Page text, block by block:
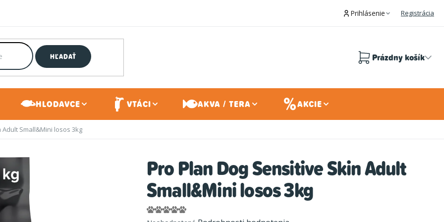
Prihlásenie Registrácia
HĽADAŤ Prázdny košík
HLODAVCE VTÁCI AKVA / TERA AKCIE
Small&Mini losos 3kg
Pro Plan Dog Sensitive Skin Adult
Small&Mini losos 3kg
Priemerné